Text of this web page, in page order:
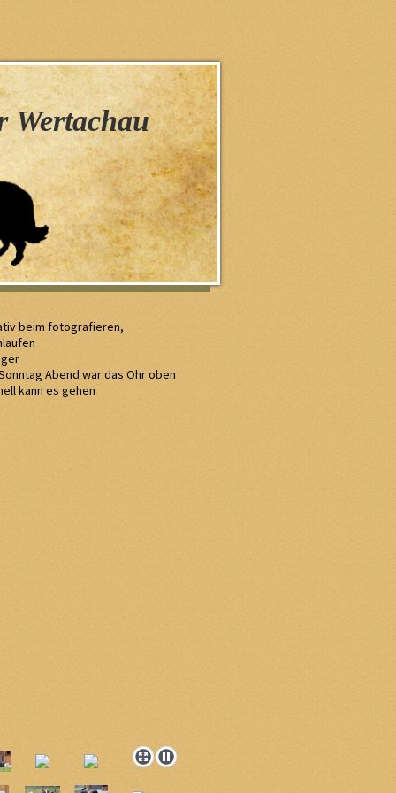
Wertachau
beim fotografieren,
Abend war das Ohr oben
kann es gehen